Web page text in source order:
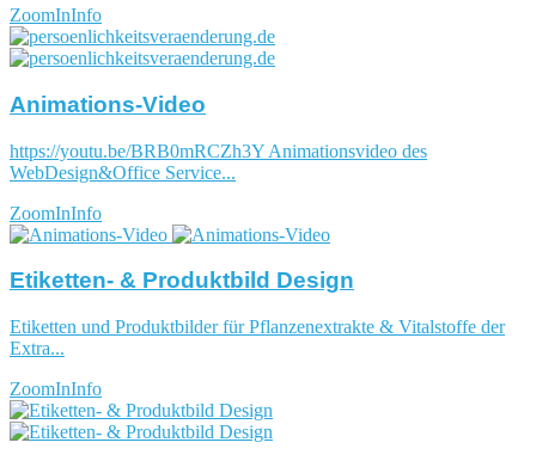
ZoomInInfo
Animations-Video
https://youtu.be/BRB0mRCZh3Y Animationsvideo des
WebDesign&Office Service...
ZoomInInfo
Etiketten- & Produktbild Design
Etiketten und Produktbilder für Pflanzenextrakte & Vitalstoffe der
Extra...
ZoomInInfo